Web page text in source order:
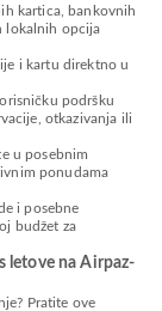
kartica, bankovnih
lokalnih opcija
i kartu direktno u
podršku
otkazivanja ili
u posebnim
ponudama
i posebne
budžet za
letove na Airpaz-
Pratite ove